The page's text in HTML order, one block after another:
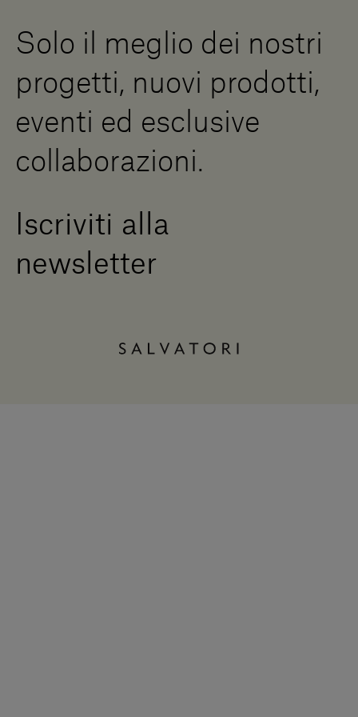
Diventa un rivenditore
Press Area
Solo il meglio dei nostri
progetti, nuovi prodotti,
eventi ed esclusive
collaborazioni.
Iscriviti alla
newsletter